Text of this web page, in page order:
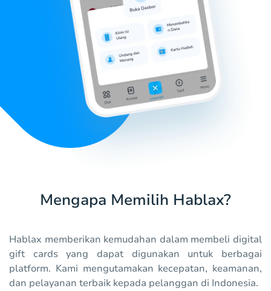
Mengapa Memilih Hablax?
Hablax memberikan kemudahan dalam membeli digital
gift cards yang dapat digunakan untuk berbagai
platform. Kami mengutamakan kecepatan, keamanan,
dan pelayanan terbaik kepada pelanggan di Indonesia.